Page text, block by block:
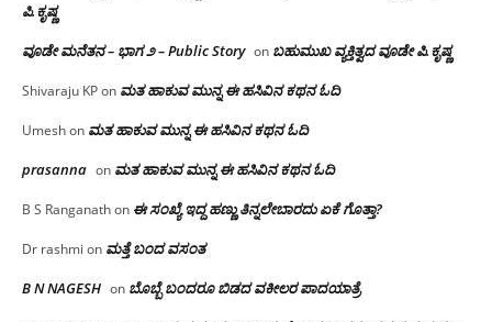
ಪಿ.ಕೃಷ್ಣ
ವೂಡೇ ಮನೆತನ – ಭಾಗ ೨ – Public Story on ಬಹುಮುಖ ವ್ಯಕ್ತಿತ್ವದ ವೂಡೇ ಪಿ.ಕೃಷ್ಣ
Shivaraju KPon ಮತ ಹಾಕುವ ಮುನ್ನ ಈ ಹಸಿವಿನ ಕಥನ ಓದಿ
Umeshon ಮತ ಹಾಕುವ ಮುನ್ನ ಈ ಹಸಿವಿನ ಕಥನ ಓದಿ
prasanna on ಮತ ಹಾಕುವ ಮುನ್ನ ಈ ಹಸಿವಿನ ಕಥನ ಓದಿ
B S Ranganathon ಈ ಸಂಖ್ಯೆ ಇದ್ದ ಹಣ್ಣು ತಿನ್ನಲೇಬಾರದು ಏಕೆ ಗೊತ್ತಾ?
Dr rashmi on ಮತ್ತೆ ಬಂದ ವಸಂತ
B N NAGESH on ಬೊಬ್ಬೆ ಬಂದರೂ ಬಿಡದ ವಕೀಲರ ಪಾದಯಾತ್ರೆ